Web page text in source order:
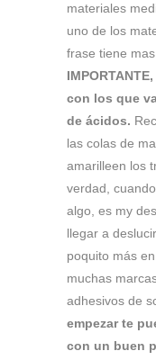
materiales
uno de los
frase tiene mas
con los que
de ácidos.
las colas de
amarilleen los
verdad,
algo, es my
llegar a
poquito más
muchas
adhesivos de
empezar te
con un buen